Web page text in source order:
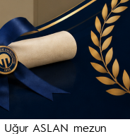
ASLAN mezun